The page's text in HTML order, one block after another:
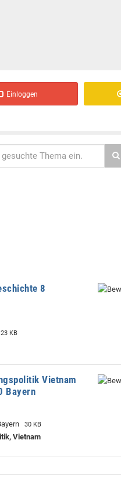
Einloggen
8
23 KB
Vietnam
Bayern
30 KB
Vietnam